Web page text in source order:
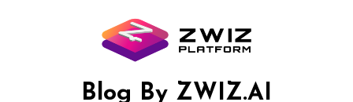
Blog By ZWIZ.AI